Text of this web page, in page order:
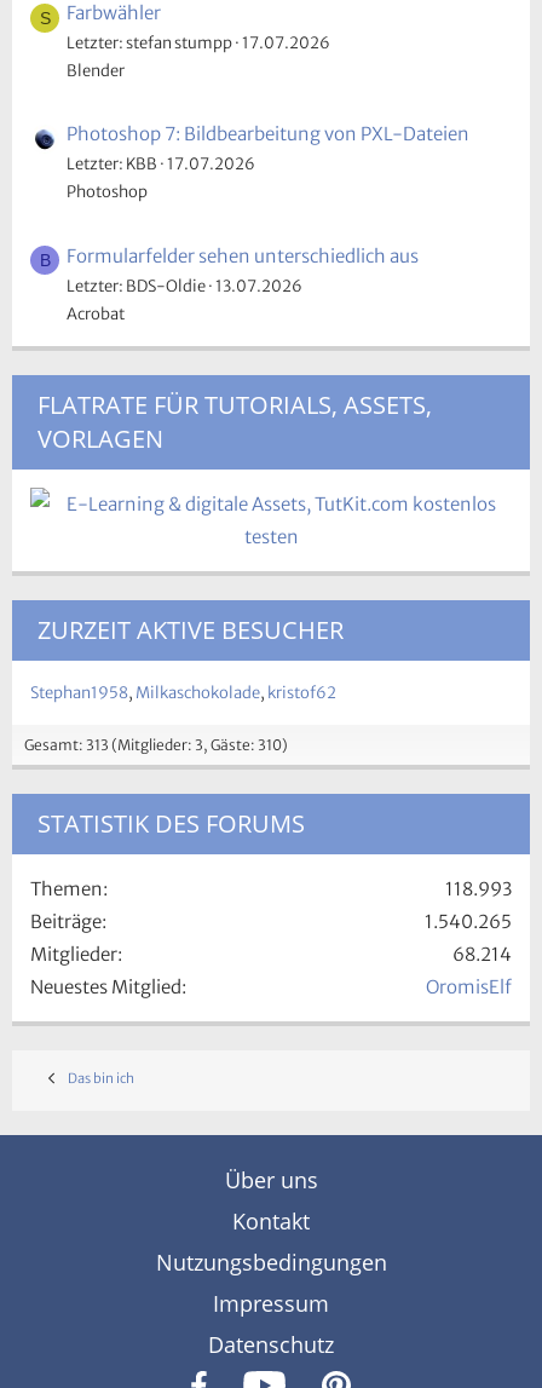
S Farbwähler
Letzter: stefan stumpp 17.07.2026
Blender
Photoshop 7: Bildbearbeitung von PXL-Dateien
Letzter: KBB 17.07.2026
Photoshop
B Formularfelder sehen unterschiedlich aus
Letzter: BDS-Oldie 13.07.2026
Acrobat
FLATRATE FÜR TUTORIALS, ASSETS,
VORLAGEN
ZURZEIT AKTIVE BESUCHER
Stephan1958 Milkaschokolade kristof62
Gesamt: 313 (Mitglieder: 3, Gäste: 310)
STATISTIK DES FORUMS
Themen
118.993
Beiträge
1.540.265
Mitglieder
68.214
Neuestes Mitglied
OromisElf
Das bin ich
Über uns
Kontakt
Nutzungsbedingungen
Impressum
Datenschutz